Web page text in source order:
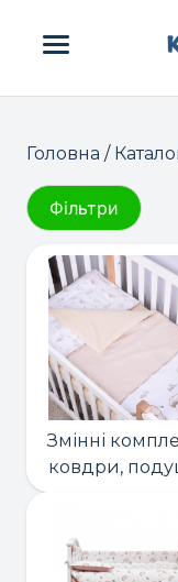
Головна /
Фільтри
Змінні
ковдри,